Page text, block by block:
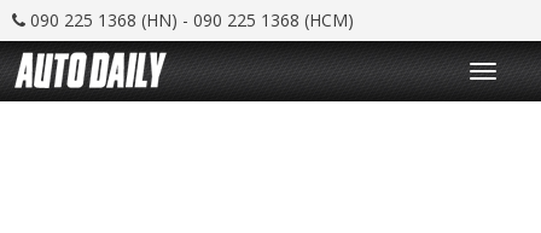
090 225 1368 (HN) - 090 225 1368 (HCM)
T
o
g